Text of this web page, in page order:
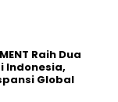
Raih Dua
Indonesia,
Global